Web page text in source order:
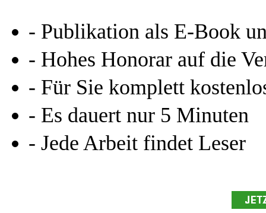
Online-Magazin von
neugierig - aktuell -
Entdecken Sie hilfreiche
Studium!